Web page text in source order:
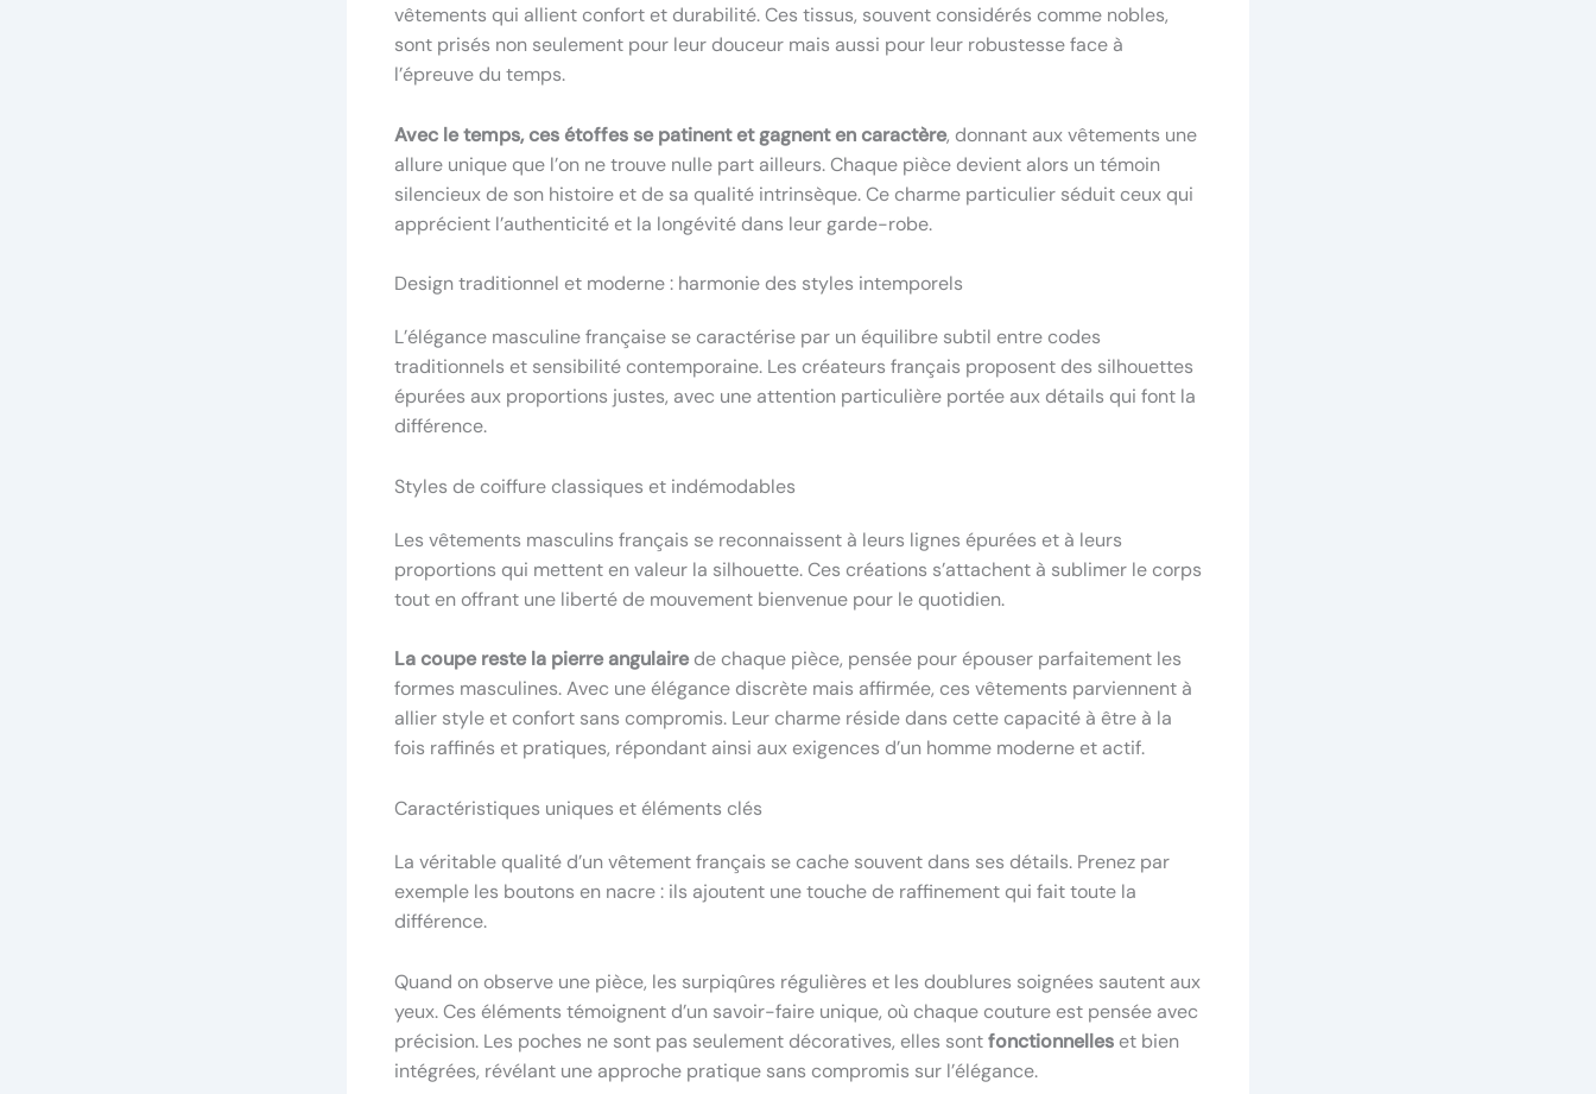
vêtements qui allient confort et durabilité. Ces tissus, souvent considérés comme nobles,
sont prisés non seulement pour leur douceur mais aussi pour leur robustesse face à
l’épreuve du temps.
Avec le temps, ces étoffes se patinent et gagnent en caractère, donnant aux vêtements une
allure unique que l’on ne trouve nulle part ailleurs. Chaque pièce devient alors un témoin
silencieux de son histoire et de sa qualité intrinsèque. Ce charme particulier séduit ceux qui
apprécient l’authenticité et la longévité dans leur garde-robe.
Design traditionnel et moderne : harmonie des styles intemporels
L’élégance masculine française se caractérise par un équilibre subtil entre codes
traditionnels et sensibilité contemporaine. Les créateurs français proposent des silhouettes
épurées aux proportions justes, avec une attention particulière portée aux détails qui font la
différence.
Styles de coiffure classiques et indémodables
Les vêtements masculins français se reconnaissent à leurs lignes épurées et à leurs
proportions qui mettent en valeur la silhouette. Ces créations s’attachent à sublimer le corps
tout en offrant une liberté de mouvement bienvenue pour le quotidien.
La coupe reste la pierre angulairede chaque pièce, pensée pour épouser parfaitement les
formes masculines. Avec une élégance discrète mais affirmée, ces vêtements parviennent à
allier style et confort sans compromis. Leur charme réside dans cette capacité à être à la
fois raffinés et pratiques, répondant ainsi aux exigences d’un homme moderne et actif.
Caractéristiques uniques et éléments clés
La véritable qualité d’un vêtement français se cache souvent dans ses détails. Prenez par
exemple les boutons en nacre : ils ajoutent une touche de raffinement qui fait toute la
différence.
Quand on observe une pièce, les surpiqûres régulières et les doublures soignées sautent aux
yeux. Ces éléments témoignent d’un savoir-faire unique, où chaque couture est pensée avec
précision. Les poches ne sont pas seulement décoratives, elles sontfonctionnelles et bien
intégrées, révélant une approche pratique sans compromis sur l’élégance.